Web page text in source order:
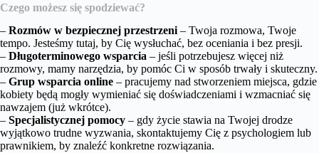
Czego możesz się spodziewać?
– Rozmów w bezpiecznej przestrzeni – Twoja rozmowa, Twoje
tempo. Jesteśmy tutaj, by Cię wysłuchać, bez oceniania i bez presji.
– Długoterminowego wsparcia – jeśli potrzebujesz więcej niż
rozmowy, mamy narzędzia, by pomóc Ci w sposób trwały i skuteczny.
– Grup wsparcia online – pracujemy nad stworzeniem miejsca, gdzie
kobiety będą mogły wymieniać się doświadczeniami i wzmacniać się
nawzajem (już wkrótce).
– Specjalistycznej pomocy – gdy życie stawia na Twojej drodze
wyjątkowo trudne wyzwania, skontaktujemy Cię z psychologiem lub
prawnikiem, by znaleźć konkretne rozwiązania.